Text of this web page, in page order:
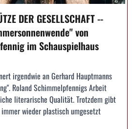
DER GESELLSCHAFT --
von
im Schauspielhaus
irgendwie an Gerhard Hauptmanns
Roland Schimmelpfennigs Arbeit
literarische Qualität. Trotzdem gibt
wieder plastisch umgesetzt